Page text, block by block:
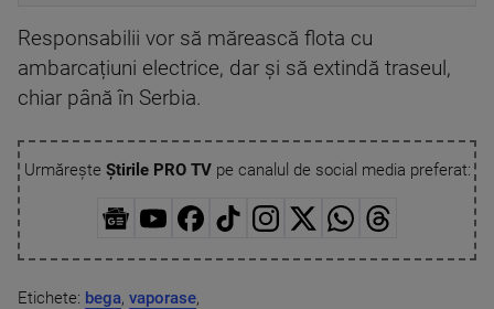
Responsabilii vor să mărească flota cu
ambarcațiuni electrice, dar și să extindă traseul,
chiar până în Serbia.
Urmărește Știrile PRO TVpe canalul de social media preferat:
Etichete: bega, vaporase,